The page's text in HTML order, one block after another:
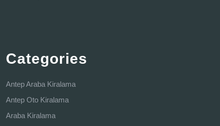
Categories
Antep Araba Kiralama
Antep Oto Kiralama
Araba Kiralama